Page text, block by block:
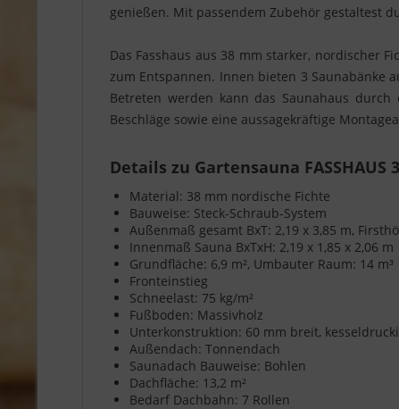
genießen. Mit passendem Zubehör gestaltest
Das Fasshaus aus 38 mm starker, nordischer
zum Entspannen. Innen bieten 3 Saunabänke
Betreten werden kann das Saunahaus
Beschläge sowie eine aussagekräftige
Details zu Gartensauna FASSHAUS
Material: 38 mm nordische Fichte
Bauweise: Steck-Schraub-System
Außenmaß gesamt BxT: 2,19 x 3,85 m,
Innenmaß Sauna BxTxH: 2,19 x 1,85 x 2,06 m
Grundfläche: 6,9 m², Umbauter Raum: 14 m³
Fronteinstieg
Schneelast: 75 kg/m²
Fußboden: Massivholz
Unterkonstruktion: 60 mm breit,
Außendach: Tonnendach
Saunadach Bauweise: Bohlen
Dachfläche: 13,2 m²
Bedarf Dachbahn: 7 Rollen